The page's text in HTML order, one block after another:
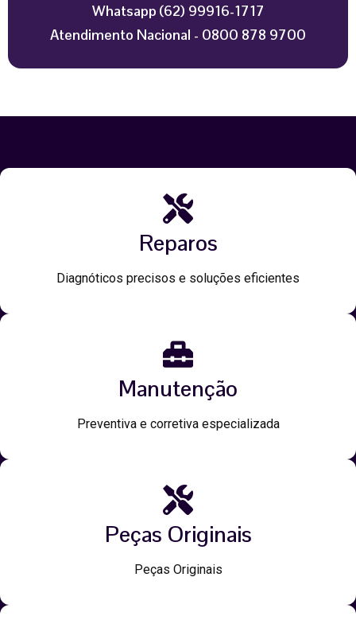
Whatsapp (62) 99916-1717
Atendimento Nacional - 0800 878 9700
Reparos
Diagnóticos precisos e soluções eficientes
Manutenção
Preventiva e corretiva especializada
Peças Originais
Peças Originais